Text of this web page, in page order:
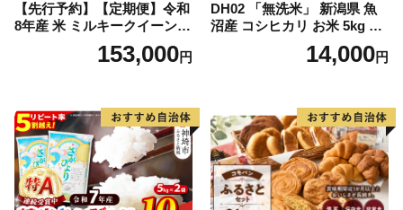
【先行予約】【定期便】令和
8年産 米 ミルキークイーン
白米 45kg (5kg×9回) | ミルキ
ークイーン 米5kg 福島 福島
福島県 南相馬市 cu006-ae
153,000円
DH02 「無洗米」 新潟県 魚
沼産 コシヒカリ お米 5kg こ
しひかり 精米 米（お米の美
味しい炊き方ガイド付き）
14,000円